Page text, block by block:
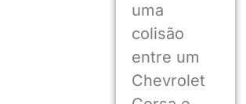
uma
colisão
entre um
Chevrolet